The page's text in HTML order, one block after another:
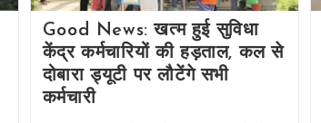
Good News: खत्म हुई सुविधा
केंद्र कर्मचारियों की हड़ताल, कल से
दोबारा ड्यूटी पर लौटेंगे सभी
कर्मचारी